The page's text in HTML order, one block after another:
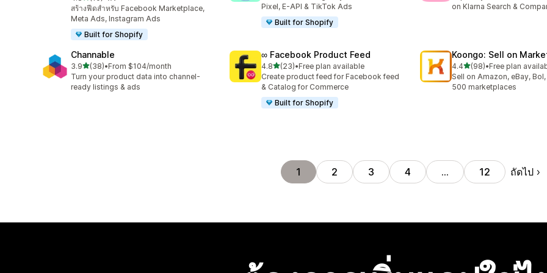
ทั้งหมด 10 รีวิว
สร้างฟีดสำหรับ Facebook Marketplace,
Meta Ads, Instagram Ads
Built for Shopify
Pixel, E-API & TikTok Ads
Built for Shopify
on Klarna Search &
Channable
3.9เต็ม 5 ดาว
(38)
ทั้งหมด 38 รีวิว
•From $104/month
Turn your product data into channel-
ready listings & ads
∞ Facebook Product Feed
4.8เต็ม 5 ดาว
(23)
ทั้งหมด 23 รีวิว
•Free plan available
Create product feed for Facebook feed
& Catalog for Commerce
Built for Shopify
Koongo: Sell on
4.4เต็ม 5 ดาว
(98)
ทั้งหมด 98 รีวิว
•Free plan
Sell on Amazon, eBay,
500 marketplaces
1 2 3 4 … 12 ถัดไป